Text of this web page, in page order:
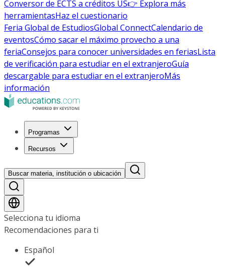
Conversor de ECTS a créditos US👉 Explora más
herramientasHaz el cuestionario
Feria Global de EstudiosGlobal ConnectCalendario de
eventosCómo sacar el máximo provecho a una
feriaConsejos para conocer universidades en feriasLista
de verificación para estudiar en el extranjeroGuía
descargable para estudiar en el extranjeroMás
información
Programas
Recursos
Buscar materia, institución o ubicación
Selecciona tu idioma
Recomendaciones para ti
Español